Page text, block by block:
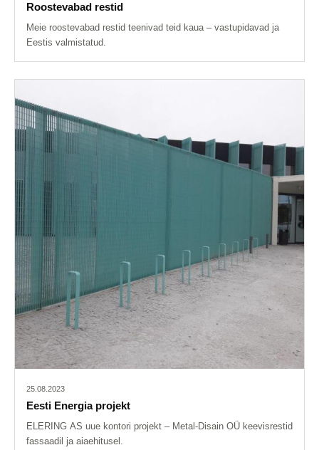
Roostevabad restid
Meie roostevabad restid teenivad teid kaua – vastupidavad ja
Eestis valmistatud.
25.08.2023
Eesti Energia projekt
ELERING AS uue kontori projekt – Metal-Disain OÜ keevisrestid
fassaadil ja aiaehitusel.